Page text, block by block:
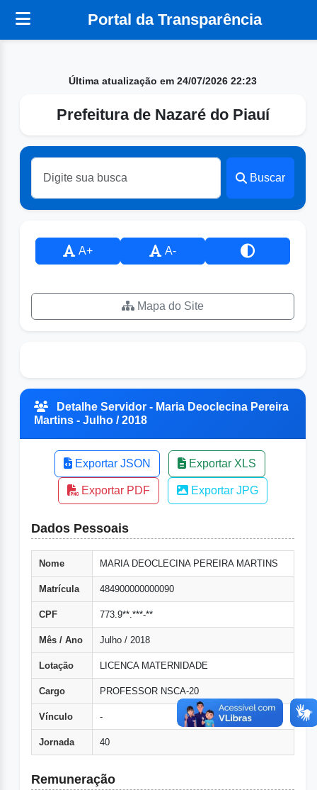
Portal da Transparência
Última atualização em 24/07/2026 22:23
Prefeitura de Nazaré do Piauí
Buscar
A+ A-
Mapa do Site
Detalhe Servidor - Maria Deoclecina Pereira
Martins - Julho / 2018
Exportar JSON Exportar XLS
Exportar PDF Exportar JPG
Dados Pessoais
Nome MARIA DEOCLECINA PEREIRA MARTINS
Matrícula 484900000000090
CPF 773.9**.***-**
Mês / Ano Julho / 2018
Lotação LICENCA MATERNIDADE
Cargo PROFESSOR NSCA-20
Vínculo -
Jornada 40
Remuneração